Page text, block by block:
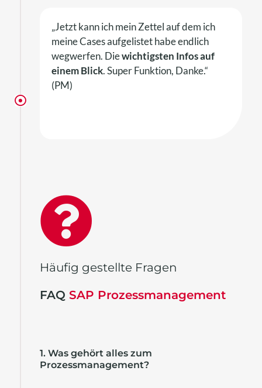
„Jetzt kann ich mein Zettel auf dem ich
meine Cases aufgelistet habe endlich
wegwerfen. Diewichtigsten Infos auf
einem Blick. Super Funktion, Danke.“
(PM)
Häufig gestellte Fragen
FAQ SAP Prozessmanagement
1. Was gehört alles zum
Prozessmanagement?